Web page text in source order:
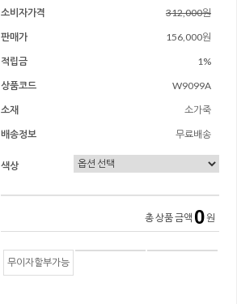
소비자가격
312,000원
판매가
156,000원
적립금
1%
상품코드
W9099A
소재
소가죽
배송정보
무료배송
색상
총 상품 금액 0 원
무이자할부가능